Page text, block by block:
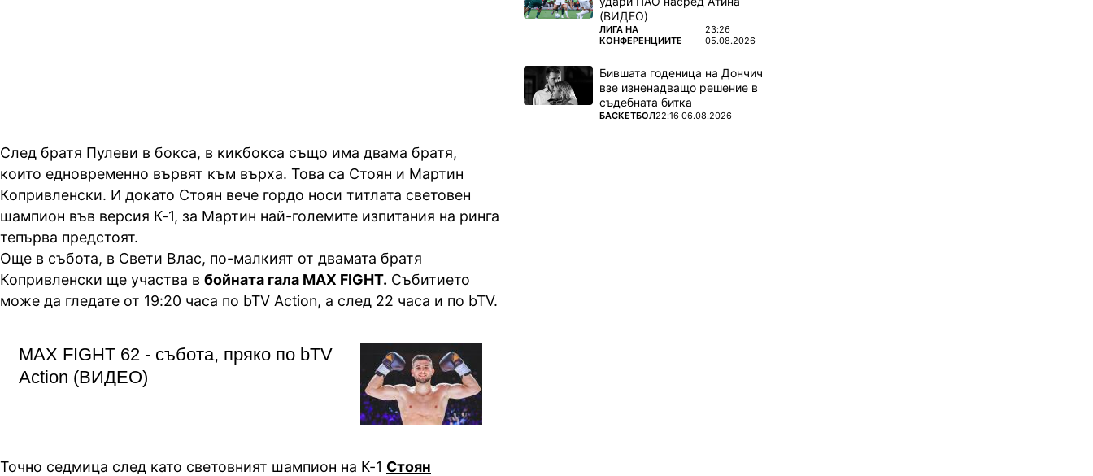
След братя Пулеви в бокса, в кикбокса също има двама братя,
които едновременно вървят към върха. Това са Стоян и Мартин
Копривленски. И докато Стоян вече гордо носи титлата световен
шампион във версия К-1, за Мартин най-големите изпитания на ринга
тепърва предстоят.
Още в събота, в Свети Влас, по-малкият от двамата братя
Копривленски ще участва в бойната гала MAX FIGHT. Събитието
може да гледате от 19:20 часа по bTV Action, а след 22 часа и по bTV.
MAX FIGHT 62 - събота, пряко по bTV
Action (ВИДЕО)
Точно седмица след като световният шампион на К-1 Стоян
(ВИДЕО)
ПОВЕЧЕ ОТ
ЛИГА НА
КОНФЕРЕНЦИИТЕ
23:26
05.08.2026
Бившата годеница на Дончич
взе изненадващо решение в
съдебната битка
ПОВЕЧЕ ОТ
БАСКЕТБОЛ22:16 06.08.2026